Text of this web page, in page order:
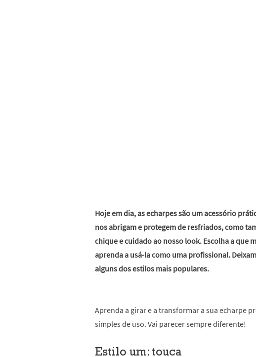
Hoje em dia, as echarpes são um acessório
nos abrigam e protegem de resfriados, como
chique e cuidado ao nosso look. Escolha a que
aprenda a usá-la como uma profissional.
alguns dos estilos mais populares.
Aprenda a girar e a transformar a sua echarpe
simples de uso. Vai parecer sempre diferente!
Estilo um: touca